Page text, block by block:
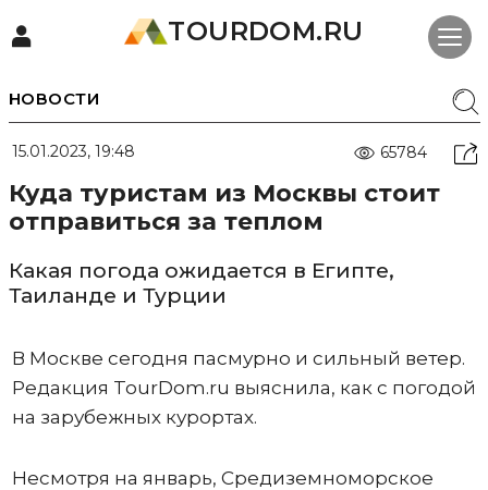
TOURDOM.RU
НОВОСТИ
15.01.2023, 19:48 65784
Куда туристам из Москвы стоит
отправиться за теплом
Какая погода ожидается в Египте,
Таиланде и Турции
В Москве сегодня пасмурно и сильный ветер.
Редакция TourDom.ru выяснила, как с погодой
на зарубежных курортах.
Несмотря на январь, Средиземноморское